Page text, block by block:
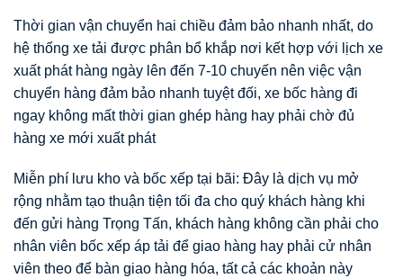
Thời gian vận chuyển hai chiều đảm bảo nhanh nhất, do
hệ thống xe tải được phân bổ khắp nơi kết hợp với lịch xe
xuất phát hàng ngày lên đến 7-10 chuyến nên việc vận
chuyển hàng đảm bảo nhanh tuyệt đối, xe bốc hàng đi
ngay không mất thời gian ghép hàng hay phải chờ đủ
hàng xe mới xuất phát
Miễn phí lưu kho và bốc xếp tại bãi: Đây là dịch vụ mở
rộng nhằm tạo thuận tiện tối đa cho quý khách hàng khi
đến gửi hàng Trọng Tấn, khách hàng không cần phải cho
nhân viên bốc xếp áp tải để giao hàng hay phải cử nhân
viên theo để bàn giao hàng hóa, tất cả các khoản này